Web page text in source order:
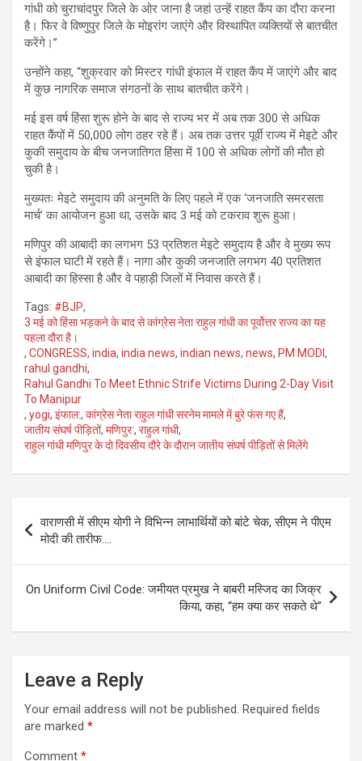
गांधी को चुराचांदपुर जिले के ओर जाना है जहां उन्हें राहत कैंप का दौरा करना
है। फिर वे विष्णुपुर जिले के मोइरांग जाएंगे और विस्थापित व्यक्तियों से बातचीत
करेंगे।”
उन्होंने कहा, “शुक्रवार को मिस्टर गांधी इंफाल में राहत कैंप में जाएंगे और बाद
में कुछ नागरिक समाज संगठनों के साथ बातचीत करेंगे।
मई इस वर्ष हिंसा शुरू होने के बाद से राज्य भर में अब तक 300 से अधिक
राहत कैंपों में 50,000 लोग ठहर रहे हैं। अब तक उत्तर पूर्वी राज्य में मेइटे और
कुकी समुदाय के बीच जनजातिगत हिंसा में 100 से अधिक लोगों की मौत हो
चुकी है।
मुख्यतः मेइटे समुदाय की अनुमति के लिए पहले में एक ‘जनजाति समरसता
मार्च’ का आयोजन हुआ था, उसके बाद 3 मई को टकराव शुरू हुआ।
मणिपुर की आबादी का लगभग 53 प्रतिशत मेइटे समुदाय है और वे मुख्य रूप
से इंफाल घाटी में रहते हैं। नागा और कुकी जनजाति लगभग 40 प्रतिशत
आबादी का हिस्सा है और वे पहाड़ी जिलों में निवास करते हैं।
Tags: #BJP,
3 मई को हिंसा भड़कने के बाद से कांग्रेस नेता राहुल गांधी का पूर्वोत्तर राज्य का यह
पहला दौरा है।
, CONGRESS, india, india news, indian news, news, PM MODI ,
rahul gandhi,
Rahul Gandhi To Meet Ethnic Strife Victims During 2-Day Visit
To Manipur
, yogi, इंफाल:, कांग्रेस नेता राहुल गांधी सरनेम मामले में बुरे फंस गए हैं,
जातीय संघर्ष पीड़ितों, मणिपुर:, राहुल गांधी,
राहुल गांधी मणिपुर के दो दिवसीय दौरे के दौरान जातीय संघर्ष पीड़ितों से मिलेंगे
navigation
वाराणसी में सीएम योगी ने विभिन्न लाभार्थियों को बांटे चेक, सीएम ने पीएम
मोदी की तारीफ….
On Uniform Civil Code: जमीयत प्रमुख ने बाबरी मस्जिद का जिक्र
किया, कहा, “हम क्या कर सकते थे”
Leave a Reply
Your email address will not be published. Required fields
are marked *
Comment *